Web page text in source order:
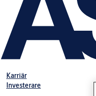
Karriär
Investerare